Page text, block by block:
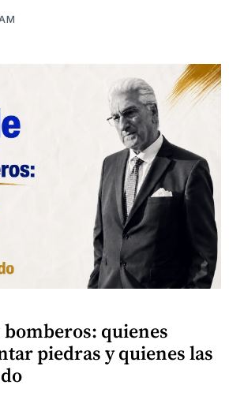
bomberos: quienes
piedras y quienes las